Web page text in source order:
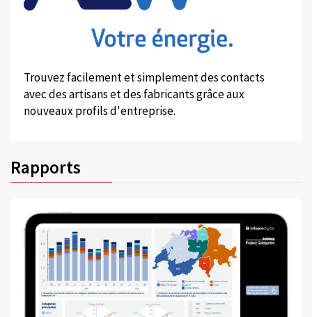
Trouvez facilement et simplement des contacts
avec des artisans et des fabricants grâce aux
nouveaux profils d'entreprise.
Rapports